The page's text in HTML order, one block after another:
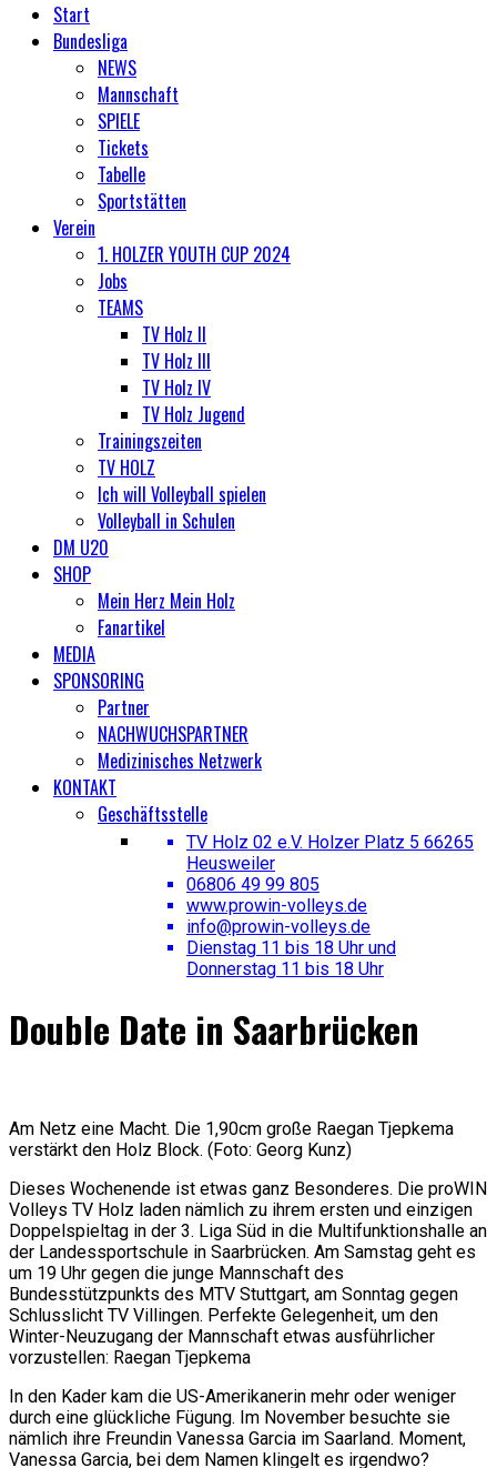
Start
Bundesliga
NEWS
Mannschaft
SPIELE
Tickets
Tabelle
Sportstätten
Verein
1. HOLZER YOUTH CUP 2024
Jobs
TEAMS
TV Holz II
TV Holz III
TV Holz IV
TV Holz Jugend
Trainingszeiten
TV HOLZ
Ich will Volleyball spielen
Volleyball in Schulen
DM U20
SHOP
Mein Herz Mein Holz
Fanartikel
MEDIA
SPONSORING
Partner
NACHWUCHSPARTNER
Medizinisches Netzwerk
KONTAKT
Geschäftsstelle
TV Holz 02 e.V. Holzer Platz 5 66265
Heusweiler
06806 49 99 805
www.prowin-volleys.de
info@prowin-volleys.de
Dienstag 11 bis 18 Uhr und
Donnerstag 11 bis 18 Uhr
Double Date in Saarbrücken
Am Netz eine Macht. Die 1,90cm große Raegan Tjepkema
verstärkt den Holz Block. (Foto: Georg Kunz)
Dieses Wochenende ist etwas ganz Besonderes. Die proWIN
Volleys TV Holz laden nämlich zu ihrem ersten und einzigen
Doppelspieltag in der 3. Liga Süd in die Multifunktionshalle an
der Landessportschule in Saarbrücken. Am Samstag geht es
um 19 Uhr gegen die junge Mannschaft des
Bundesstützpunkts des MTV Stuttgart, am Sonntag gegen
Schlusslicht TV Villingen. Perfekte Gelegenheit, um den
Winter-Neuzugang der Mannschaft etwas ausführlicher
vorzustellen: Raegan Tjepkema
In den Kader kam die US-Amerikanerin mehr oder weniger
durch eine glückliche Fügung. Im November besuchte sie
nämlich ihre Freundin Vanessa Garcia im Saarland. Moment,
Vanessa Garcia, bei dem Namen klingelt es irgendwo?